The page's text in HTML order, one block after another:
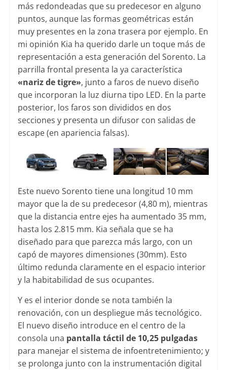
más redondeadas que su predecesor en alguno
puntos, aunque las formas geométricas están
muy presentes en la zona trasera por ejemplo. En
mi opinión Kia ha querido darle un toque más de
representación a esta generación del Sorento. La
parrilla frontal presenta la ya característica
«nariz de tigre», junto a faros de nuevo diseño
que incorporan la luz diurna tipo LED. En la parte
posterior, los faros son divididos en dos
secciones y presenta un difusor con salidas de
escape (en apariencia falsas).
Este nuevo Sorento tiene una longitud 10 mm
mayor que la de su predecesor (4,80 m), mientras
que la distancia entre ejes ha aumentado 35 mm,
hasta los 2.815 mm. Kia señala que se ha
diseñado para que parezca más largo, con un
capó de mayores dimensiones (30mm). Esto
último redunda claramente en el espacio interior
y la habitabilidad de sus ocupantes.
Y es el interior donde se nota también la
renovación, con un despliegue más tecnológico.
El nuevo diseño introduce en el centro de la
consola una pantalla táctil de 10,25 pulgadas
para manejar el sistema de infoentretenimiento; y
se prolonga junto con la instrumentación digital